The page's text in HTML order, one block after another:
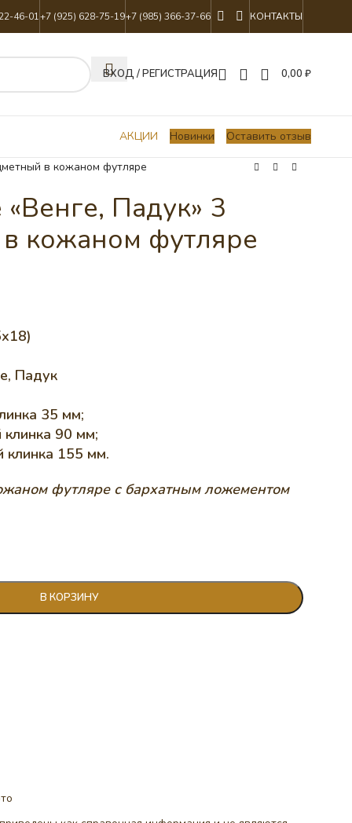
46-01+7 (925) 628-75-19+7 (985) 366-37-66 КОНТАКТЫ
ВХОД / РЕГИСТРАЦИЯ 0,00 ₽
АКЦИИ Новинки Оставить отзыв
в кожаном футляре
Падук» 3
кожаном футляре
Падук
35 мм;
90 мм;
клинка 155 мм.
футляре с бархатным ложементом
В КОРЗИНУ